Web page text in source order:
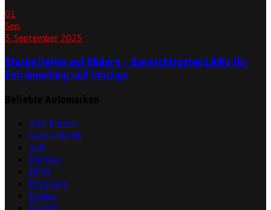
01
Sep.
3. September 2025
Starke Helfer auf Rädern – die wichtigsten LKWs für
Entrümpelung und Umzüge
Alfa Romeo
Aston Martin
Audi
Bentley
BMW
Borgward
Brabus
Bugatti